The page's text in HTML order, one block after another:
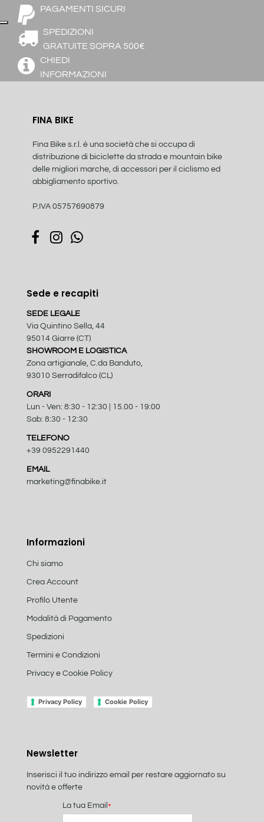
PAGAMENTI SICURI
SPEDIZIONI
GRATUITE SOPRA 500€
CHIEDI
INFORMAZIONI
FINA BIKE
Fina Bike s.r.l. è una società che si occupa di
distribuzione di biciclette da strada e mountain bike
delle migliori marche, di accessori per il ciclismo ed
abbigliamento sportivo.
P.IVA 05757690879
Sede e recapiti
SEDE LEGALE
Via Quintino Sella, 44
95014 Giarre (CT)
SHOWROOM E LOGISTICA
Zona artigianale, C.da Banduto,
93010 Serradifalco (CL)
ORARI
Lun - Ven: 8:30 - 12:30 | 15.00 - 19:00
Sab: 8:30 - 12:30
TELEFONO
+39 0952291440
EMAIL
marketing@finabike.it
Informazioni
Chi siamo
Crea Account
Profilo Utente
Modalità di Pagamento
Spedizioni
Termini e Condizioni
Privacy e Cookie Policy
Privacy Policy Cookie Policy
Newsletter
Inserisci il tuo indirizzo email per restare aggiornato su
novità e offerte
La tua Email *